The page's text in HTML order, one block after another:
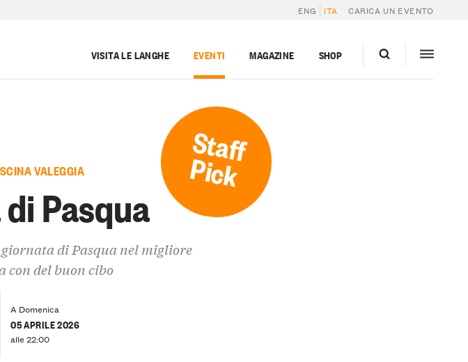
ENG ITA CARICA UN EVENTO
VISITA LE LANGHE EVENTI MAGAZINE SHOP
Staff
Pick
VALEGGIA
Pasqua
di Pasqua nel migliore
con del buon cibo
A Domenica
05 APRILE 2026
alle 22:00